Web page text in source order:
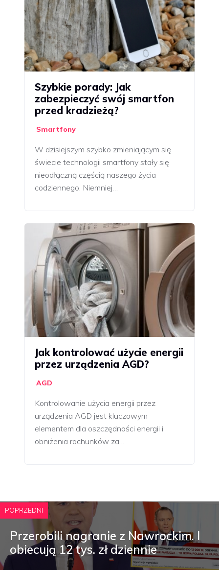
Szybkie porady: Jak
zabezpieczyć swój smartfon
przed kradzieżą?
Smartfony
W dzisiejszym szybko zmieniającym się
świecie technologii smartfony stały się
nieodłączną częścią naszego życia
codziennego. Niemniej…
Jak kontrolować użycie energii
przez urządzenia AGD?
AGD
Kontrolowanie użycia energii przez
urządzenia AGD jest kluczowym
elementem dla oszczędności energii i
obniżenia rachunków za…
POPRZEDNI
Przerobili nagranie z Nawrockim. I
obiecują 12 tys. zł dziennie